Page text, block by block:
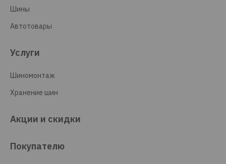
Шины
Автотовары
Услуги
Шиномонтаж
Хранение шин
Акции и скидки
Покупателю